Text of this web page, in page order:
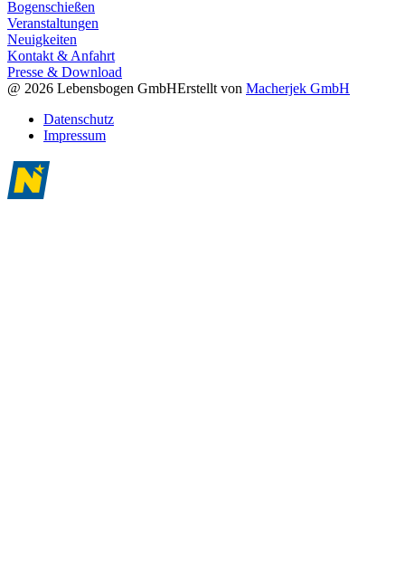
Bogenschießen
Veranstaltungen
Neuigkeiten
Kontakt & Anfahrt
Presse & Download
@ 2026 Lebensbogen GmbHErstellt von Macherjek GmbH
Datenschutz
Impressum